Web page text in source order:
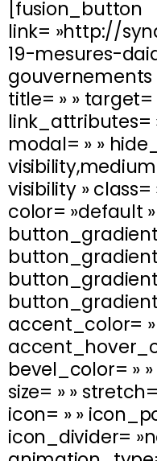
[fusion_button
link= »http://
19-mesures-
gouvernements
title= » » target=
link_attributes=
modal= » »
visibility » class=
color= »default »
accent_color= »
bevel_color= »
size= » »
icon= » »
icon_divider=